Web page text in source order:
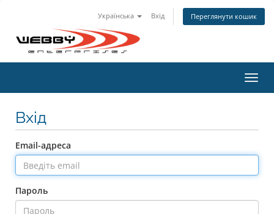
Українська Вхід Переглянути кошик
Вхід
Email-адреса
Пароль